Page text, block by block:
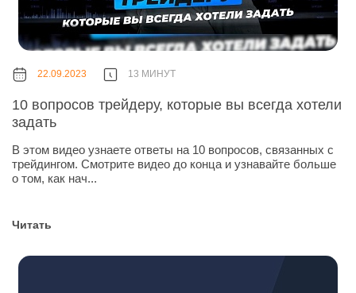
22.09.2023 13 МИНУТ
10 вопросов трейдеру, которые вы всегда хотели
задать
В этом видео узнаете ответы на 10 вопросов, связанных с
трейдингом. Смотрите видео до конца и узнавайте больше
о том, как нач...
Читать